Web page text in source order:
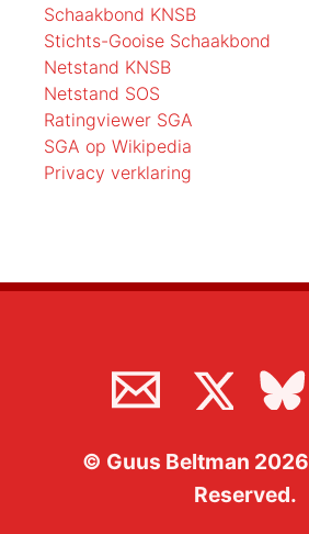
Schaakbond KNSB
Stichts-Gooise Schaakbond
Netstand KNSB
Netstand SOS
Ratingviewer SGA
SGA op Wikipedia
Privacy verklaring
© Guus Beltman 2026
Reserved.